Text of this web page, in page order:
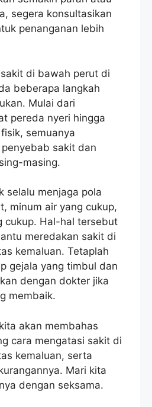
segera konsultasikan
penanganan lebih
di bawah perut di
beberapa langkah
Mulai dari
pereda nyeri hingga
semuanya
sakit dan
masing.
selalu menjaga pola
minum air yang cukup,
cukup. Hal-hal tersebut
meredakan sakit di
kemaluan. Tetaplah
gejala yang timbul dan
dengan dokter jika
membaik.
akan membahas
cara mengatasi sakit di
kemaluan, serta
Mari kita
dengan seksama.